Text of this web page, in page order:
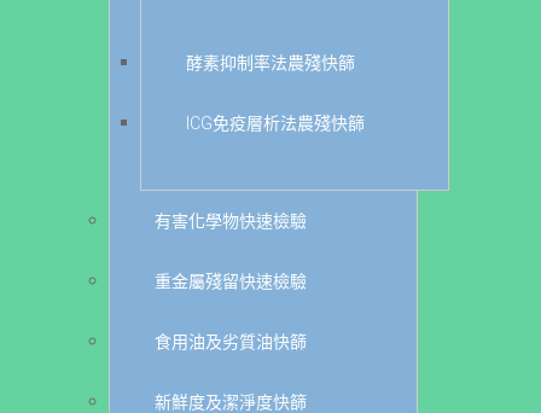
酵素抑制率法農殘快篩
ICG免疫層析法農殘快篩
有害化學物快速檢驗
重金屬殘留快速檢驗
食用油及劣質油快篩
新鮮度及潔淨度快篩